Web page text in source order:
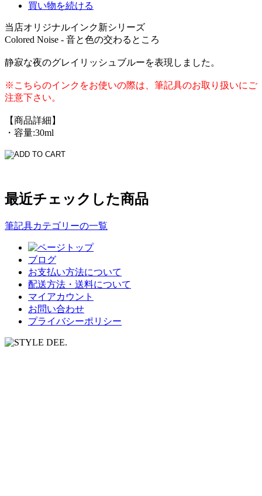
買い物を続ける
当店オリジナルインク新シリーズ
Colored Noise - 音と色の交わるところ
静寂な夜のグレイリッシュブルーを表現しました。
※こちらのインクをお使いの際は、筆記具のお取り扱いにご
注意下さい。
【商品詳細】
・容量:30ml
最近チェックした商品
筆記具カテゴリーの一覧
ブログ
お支払い方法について
配送方法・送料について
マイアカウント
お問い合わせ
プライバシーポリシー